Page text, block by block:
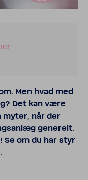
Men hvad med
? Det kan være
når der
generelt.
Se om du har styr